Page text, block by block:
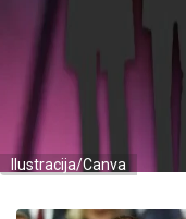
Ilustracija/Canva